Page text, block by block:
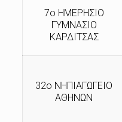
7ο ΗΜΕΡΗΣΙΟ
ΓΥΜΝΑΣΙΟ
ΚΑΡΔΙΤΣΑΣ
32ο ΝΗΠΙΑΓΩΓΕΙΟ
ΑΘΗΝΩΝ